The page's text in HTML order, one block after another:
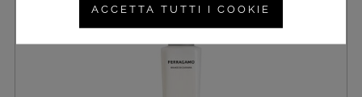
ACCETTA TUTTI I COOKIE